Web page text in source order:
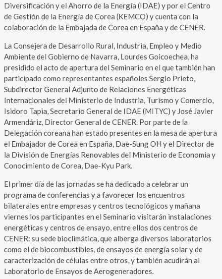
Diversificación y el Ahorro de la Energía (IDAE) y por el Centro
de Gestión de la Energía de Corea (KEMCO) y cuenta con la
colaboración de la Embajada de Corea en España y de CENER.
La Consejera de Desarrollo Rural, Industria, Empleo y Medio
Ambiente del Gobierno de Navarra, Lourdes Goicoechea, ha
presidido el acto de apertura del Seminario en el que también han
participado como representantes españoles Sergio Prieto,
Subdirector General Adjunto de Relaciones Energéticas
Internacionales del Ministerio de Industria, Turismo y Comercio,
Isidoro Tapia, Secretario General de IDAE (MITYC) y José Javier
Armendáriz, Director General de CENER. Por parte de la
Delegación coreana han estado presentes en la mesa de apertura
el Embajador de Corea en España, Dae-Sung OH y el Director de
la División de Energías Renovables del Ministerio de Economía y
Conocimiento de Corea, Dae-Kyu Park.
El primer día de las jornadas se ha dedicado a celebrar un
programa de conferencias y a favorecer los encuentros
bilaterales entre empresas y centros tecnológicos y mañana
viernes los participantes en el Seminario visitarán instalaciones
energéticas y centros de ensayo, entre ellos dos centros de
CENER: su sede bioclimática, que alberga diversos laboratorios
como el de biocombustibles, de ensayos de energía solar y de
caracterización de células entre otros, y también acudirán al
Laboratorio de Ensayos de Aerogeneradores.